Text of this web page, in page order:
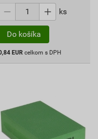
ks
Do košíka
EUR celkom s DPH